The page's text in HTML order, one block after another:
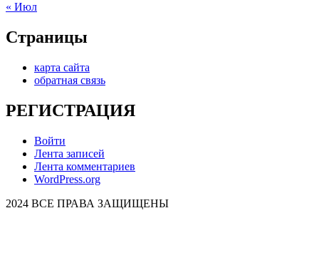
« Июл
Страницы
карта сайта
обратная связь
РЕГИСТРАЦИЯ
Войти
Лента записей
Лента комментариев
WordPress.org
2024 ВСЕ ПРАВА ЗАЩИЩЕНЫ